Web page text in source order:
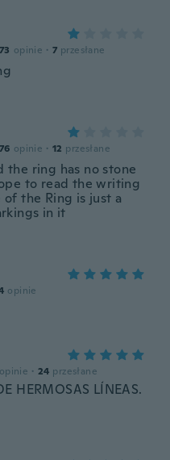
73 opinie · 7 przesłane
76 opinie · 12 przesłane
ring has no stone
to read the writing
the Ring is just a
in it
opinie
opinie · 24 przesłane
HERMOSAS LÍNEAS.